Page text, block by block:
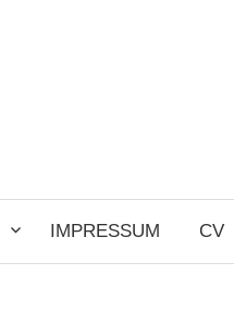
IMPRESSUM CV